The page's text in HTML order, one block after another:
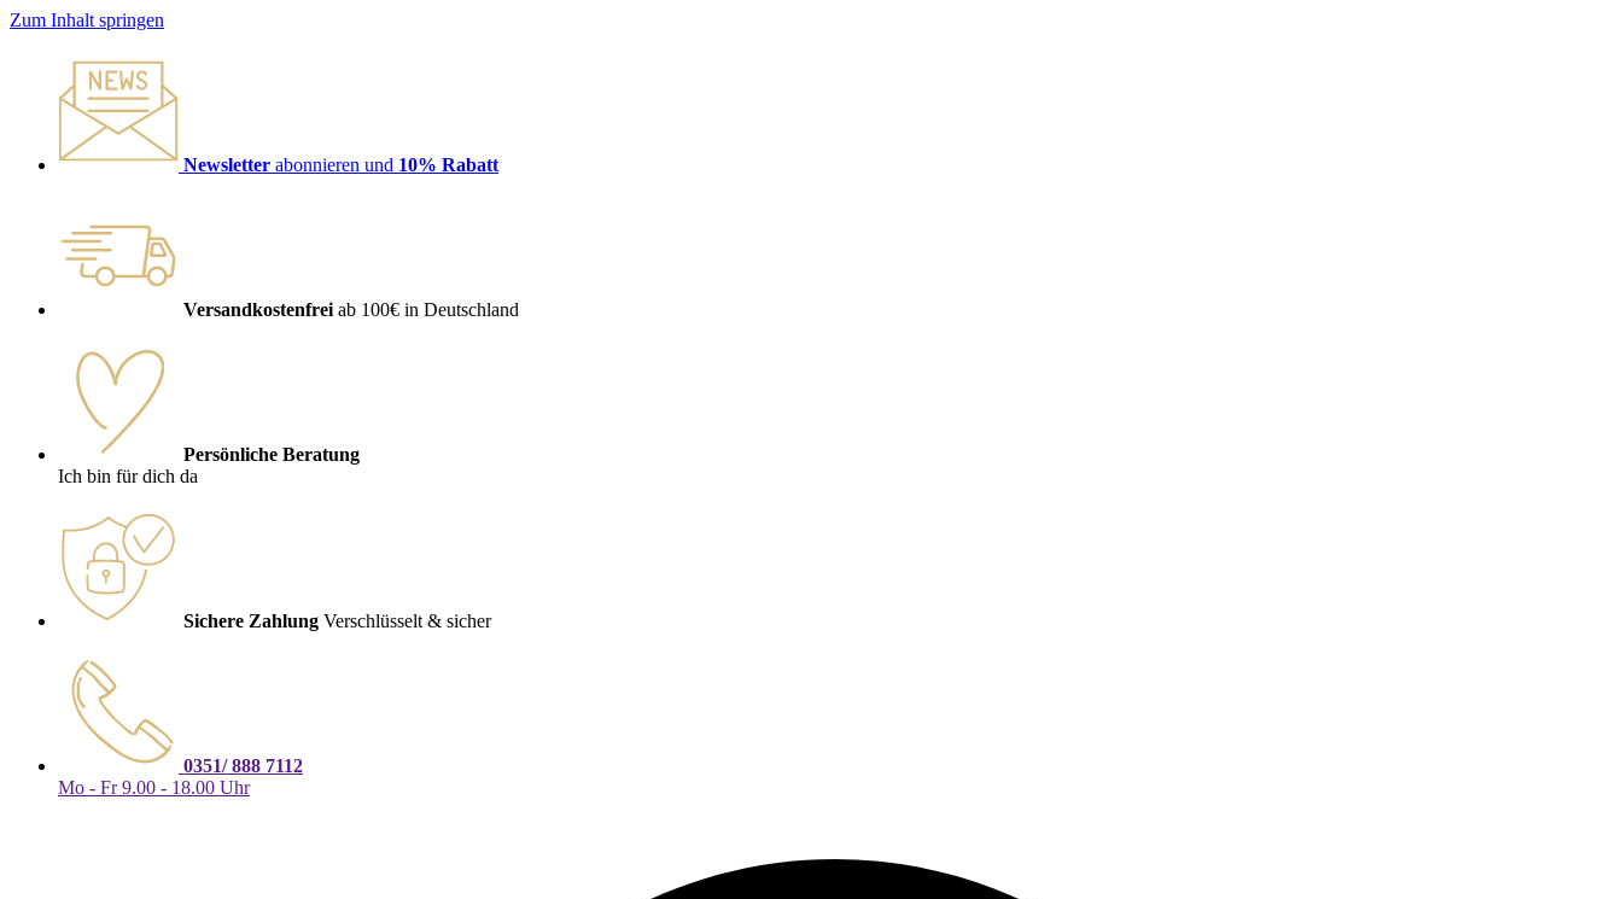
Zum Inhalt springen
Newsletter abonnieren und 10% Rabatt
Versandkostenfrei ab 100€ in Deutschland
Persönliche Beratung
Ich bin für dich da
Sichere Zahlung Verschlüsselt & sicher
0351/ 888 7112
Mo - Fr 9.00 - 18.00 Uhr